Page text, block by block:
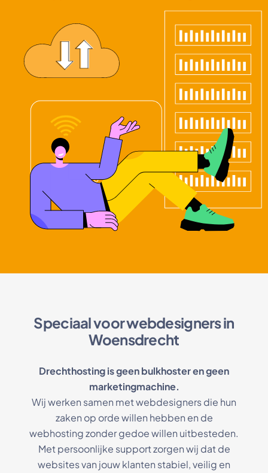
Speciaal voor webdesigners in
Woensdrecht
Drechthosting is geen bulkhoster en geen
marketingmachine.
Wij werken samen met webdesigners die hun
zaken op orde willen hebben en de
webhosting zonder gedoe willen uitbesteden.
Met persoonlijke support zorgen wij dat de
websites van jouw klanten stabiel, veilig en